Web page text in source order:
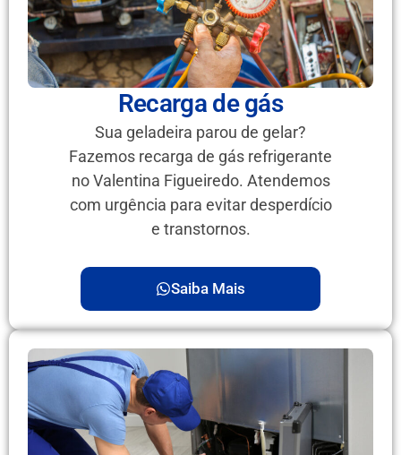
Recarga de gás
Sua geladeira parou de gelar?
Fazemos recarga de gás refrigerante
no Valentina Figueiredo. Atendemos
com urgência para evitar desperdício
e transtornos.
Saiba Mais